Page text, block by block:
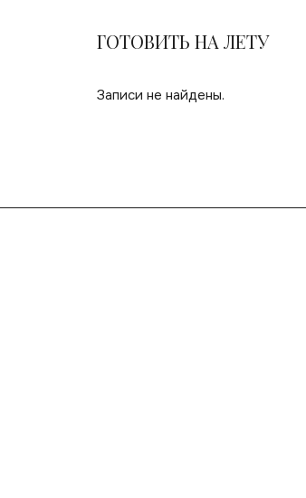
ГОТОВИТЬ НА ЛЕТУ
Записи не найдены.